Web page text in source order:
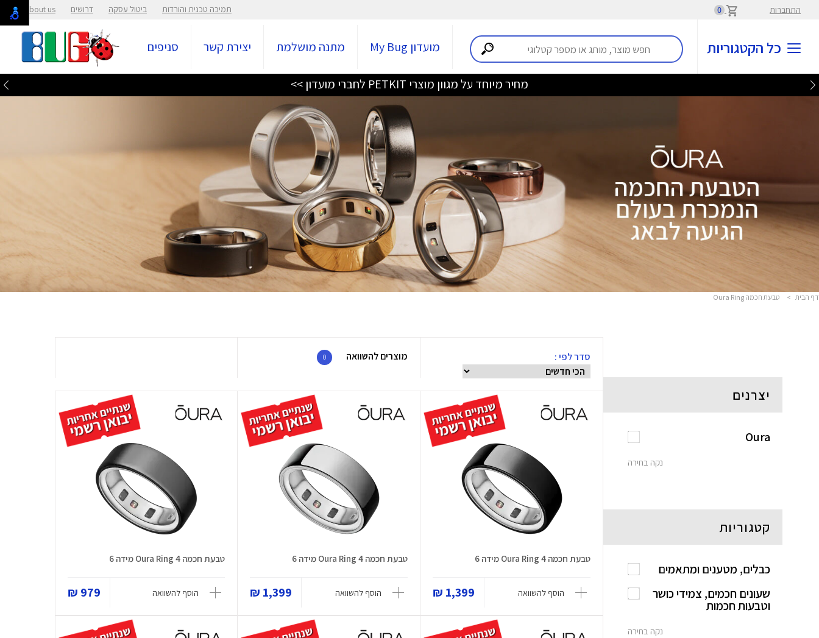
התחברות 0 תמיכה טכנית והורדות ביטול עסקה דרושים About us
כל הקטגוריות מועדון My Bug מתנה מושלמת יצירת קשר סניפים
מחיר מיוחד על מגוון מוצרי PETKIT לחברי מועדון >>
דף הבית > טבעת חכמה Oura Ring
יצרנים
Oura
נקה בחירה
קטגוריות
כבלים, מטענים ומתאמים
שעונים חכמים, צמידי כושר
וטבעות חכמות
נקה בחירה
סדר לפי : מוצרים להשוואה 0
טבעת חכמה Oura Ring 4 מידה 6
הוסף להשוואה 1,399 ₪
טבעת חכמה Oura Ring 4 מידה 6
הוסף להשוואה 1,399 ₪
טבעת חכמה Oura Ring 4 מידה 6
הוסף להשוואה 979 ₪